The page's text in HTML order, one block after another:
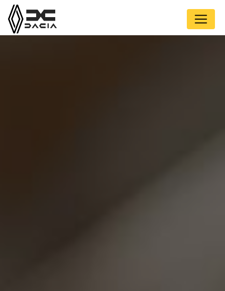
Panneau de gestion des cookies